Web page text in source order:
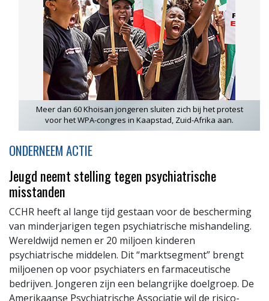
Meer dan 60 Khoisan jongeren sluiten zich bij het protest
voor het WPA-congres in Kaapstad, Zuid-Afrika aan.
ONDERNEEM ACTIE
Jeugd neemt stelling tegen psychiatrische
misstanden
CCHR heeft al lange tijd gestaan voor de bescherming
van minderjarigen tegen psychiatrische mishandeling.
Wereldwijd nemen er 20 miljoen kinderen
psychiatrische middelen. Dit “marktsegment” brengt
miljoenen op voor psychiaters en farmaceutische
bedrijven. Jongeren zijn een belangrijke doelgroep. De
Amerikaanse Psychiatrische Associatie wil de risico-